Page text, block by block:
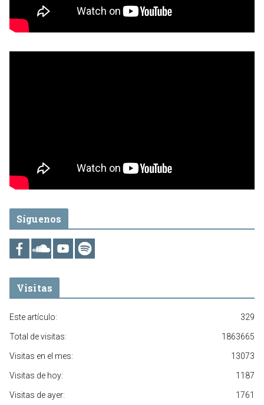
Síguenos
Visitas
329
Este artículo:
1863665
Total de visitas:
13073
Visitas en el mes:
1187
Visitas de hoy:
1761
Visitas de ayer: